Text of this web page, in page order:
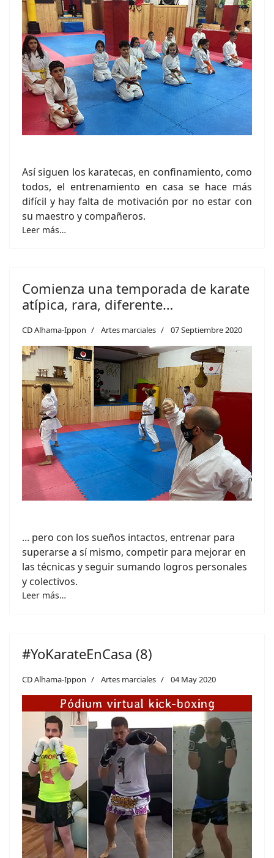
Así siguen los karatecas, en confinamiento, como
todos, el entrenamiento en casa se hace más
difícil y hay falta de motivación por no estar con
su maestro y compañeros.
Leer más…
Comienza una temporada de karate
atípica, rara, diferente…
CD Alhama-Ippon Artes marciales 07 Septiembre 2020
... pero con los sueños intactos, entrenar para
superarse a sí mismo, competir para mejorar en
las técnicas y seguir sumando logros personales
y colectivos.
Leer más…
#YoKarateEnCasa (8)
CD Alhama-Ippon Artes marciales 04 May 2020